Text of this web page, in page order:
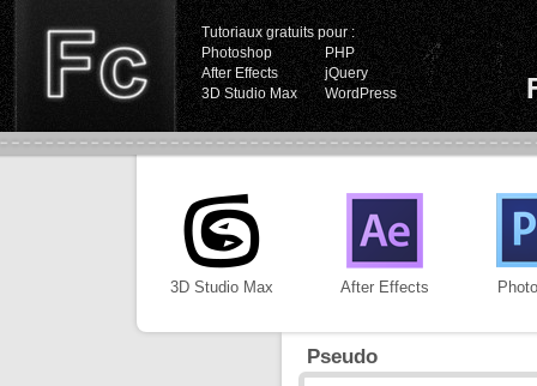
Tutoriaux gratuits pour :
Photoshop
PHP
After Effects
jQuery
3D Studio Max
WordPress
3D Studio Max After Effects
Pseudo